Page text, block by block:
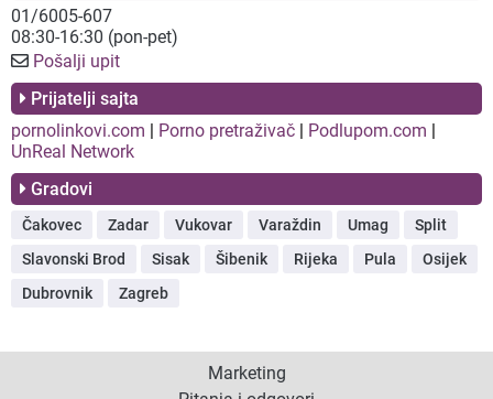
01/6005-607
08:30-16:30 (pon-pet)
Pošalji upit
Prijatelji sajta
pornolinkovi.com
Porno pretraživač Podlupom.com
UnReal Network
Gradovi
Čakovec Zadar Vukovar Varaždin Umag
Split
Slavonski Brod
Sisak Šibenik Rijeka Pula
Osijek
Dubrovnik
Zagreb
Marketing